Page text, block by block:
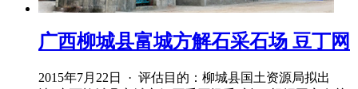
广西柳城县富城方解石采石场 豆丁网
2015年7月22日 · 评估目的：柳城县国土资源局拟出